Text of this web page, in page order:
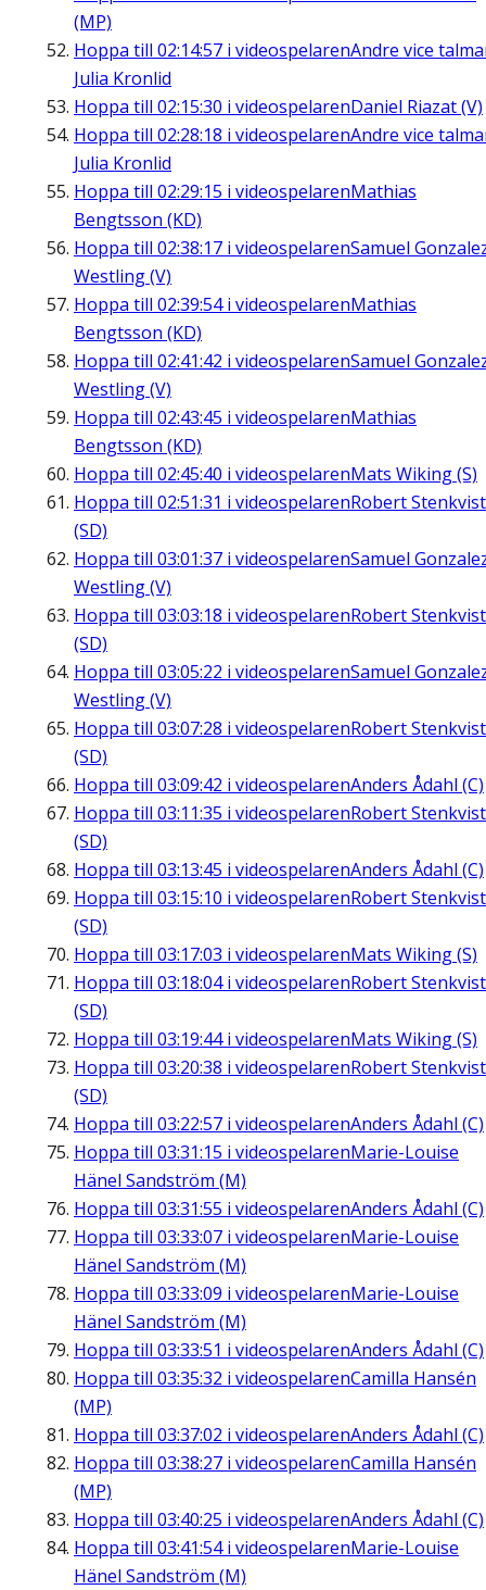
(MP)
Hoppa till 02:14:57 i videospelarenAndre vice
Julia Kronlid
Hoppa till 02:15:30 i videospelarenDaniel Riazat (V)
Hoppa till 02:28:18 i videospelarenAndre vice
Julia Kronlid
Hoppa till 02:29:15 i videospelarenMathias
Bengtsson (KD)
Hoppa till 02:38:17 i videospelarenSamuel
Westling (V)
Hoppa till 02:39:54i videospelarenMathias
Bengtsson (KD)
Hoppa till 02:41:42 i videospelarenSamuel
Westling (V)
Hoppa till 02:43:45 i videospelarenMathias
Bengtsson (KD)
Hoppa till 02:45:40 i videospelarenMats Wiking (S)
Hoppa till 02:51:31 i videospelarenRobert Stenkvist
(SD)
Hoppa till 03:01:37 i videospelarenSamuel
Westling (V)
Hoppa till 03:03:18 i videospelarenRobert Stenkvist
(SD)
Hoppa till 03:05:22 i videospelarenSamuel
Westling (V)
Hoppa till 03:07:28 i videospelarenRobert Stenkvist
(SD)
Hoppa till 03:09:42 i videospelarenAnders Ådahl (C)
Hoppa till 03:11:35 i videospelarenRobert Stenkvist
(SD)
Hoppa till 03:13:45 i videospelarenAnders Ådahl (C)
Hoppa till 03:15:10 i videospelarenRobert Stenkvist
(SD)
Hoppa till 03:17:03 i videospelarenMats Wiking (S)
Hoppa till 03:18:04i videospelarenRobert Stenkvist
(SD)
Hoppa till 03:19:44i videospelarenMats Wiking (S)
Hoppa till 03:20:38 i videospelarenRobert Stenkvist
(SD)
Hoppa till 03:22:57 i videospelarenAnders Ådahl (C)
Hoppa till 03:31:15 i videospelarenMarie-Louise
Hänel Sandström (M)
Hoppa till 03:31:55 i videospelarenAnders Ådahl (C)
Hoppa till 03:33:07 i videospelarenMarie-Louise
Hänel Sandström (M)
Hoppa till 03:33:09 i videospelarenMarie-Louise
Hänel Sandström (M)
Hoppa till 03:33:51 i videospelarenAnders Ådahl (C)
Hoppa till 03:35:32 i videospelarenCamilla Hansén
(MP)
Hoppa till 03:37:02 i videospelarenAnders Ådahl (C)
Hoppa till 03:38:27 i videospelarenCamilla Hansén
(MP)
Hoppa till 03:40:25 i videospelarenAnders Ådahl (C)
Hoppa till 03:41:54i videospelarenMarie-Louise
Hänel Sandström (M)